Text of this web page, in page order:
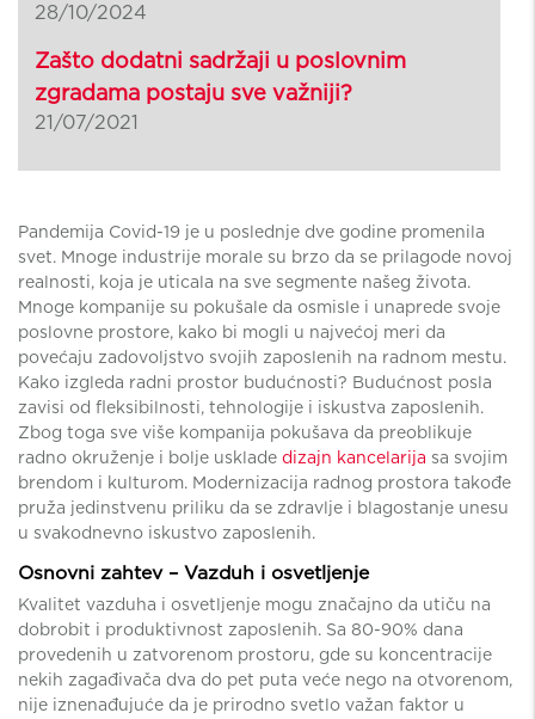
28/10/2024
Zašto dodatni sadržaji u poslovnim
zgradama postaju sve važniji?
21/07/2021
Pandemija Covid-19 je u poslednje dve godine promenila
svet. Mnoge industrije morale su brzo da se prilagode novoj
realnosti, koja je uticala na sve segmente našeg života.
Mnoge kompanije su pokušale da osmisle i unaprede svoje
poslovne prostore, kako bi mogli u najvećoj meri da
povećaju zadovoljstvo svojih zaposlenih na radnom mestu.
Kako izgleda radni prostor budućnosti? Budućnost posla
zavisi od fleksibilnosti, tehnologije i iskustva zaposlenih.
Zbog toga sve više kompanija pokušava da preoblikuje
radno okruženje i bolje usklade dizajn kancelarija sa svojim
brendom i kulturom. Modernizacija radnog prostora takođe
pruža jedinstvenu priliku da se zdravlje i blagostanje unesu
u svakodnevno iskustvo zaposlenih.
Osnovni zahtev – Vazduh i osvetljenje
Kvalitet vazduha i osvetljenje mogu značajno da utiču na
dobrobit i produktivnost zaposlenih. Sa 80-90% dana
provedenih u zatvorenom prostoru, gde su koncentracije
nekih zagađivača dva do pet puta veće nego na otvorenom,
nije iznenađujuće da je prirodno svetlo važan faktor u